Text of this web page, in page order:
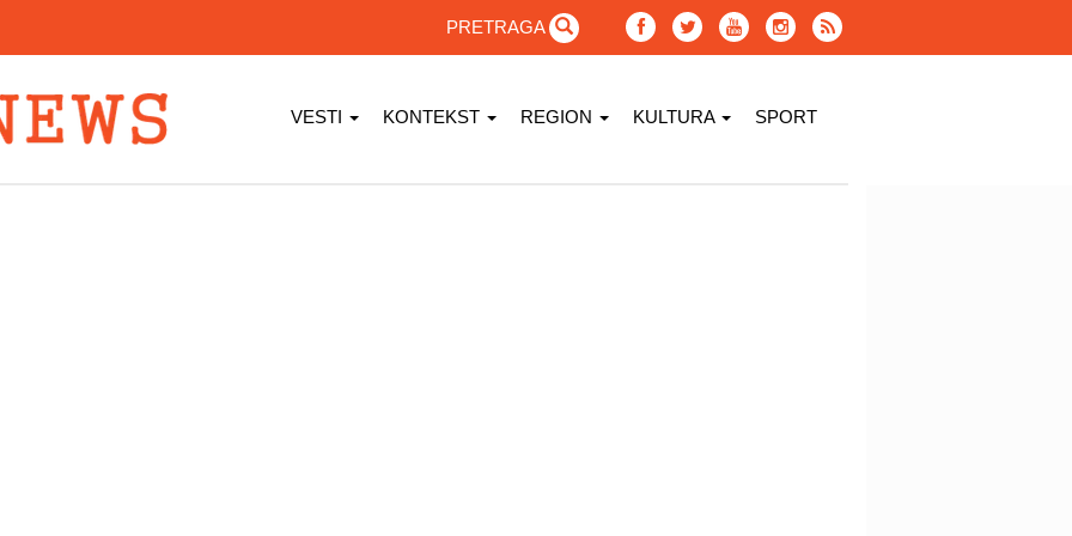
PRETRAGA
VESTI KONTEKST REGION KULTURA SPORT